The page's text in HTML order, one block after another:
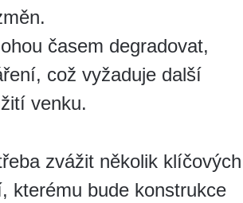
časem degradovat,
což vyžaduje další
venku.
zvážit několik klíčových
kterému bude konstrukce